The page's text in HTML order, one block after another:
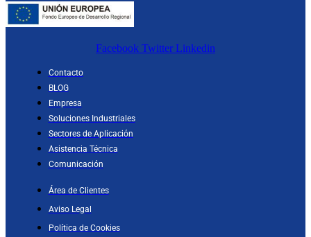
Facebook Twitter Linkedin
Contacto
BLOG
Empresa
Soluciones Industriales
Sectores de Aplicación
Asistencia Técnica
Comunicación
Área de Clientes
Aviso Legal
Política de Cookies